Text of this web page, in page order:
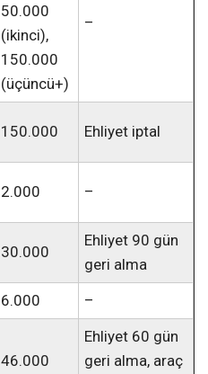
50.000
(ikinci),
150.000
(üçüncü+)
–
150.000 Ehliyet iptal
2.000 –
30.000
Ehliyet 90 gün
geri alma
6.000 –
46.000
Ehliyet 60 gün
geri alma, araç